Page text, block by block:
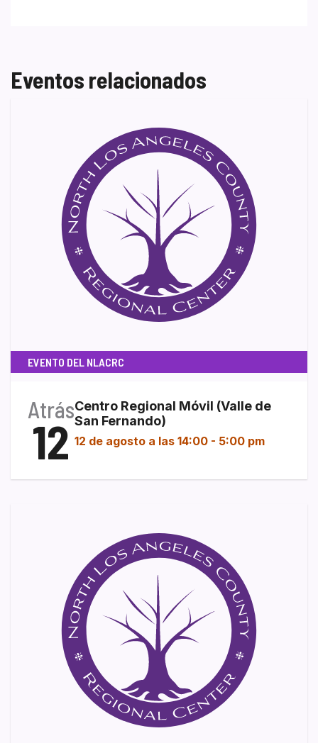
Eventos relacionados
EVENTO DEL NLACRC
Atrás
12
Centro Regional Móvil (Valle de
San Fernando)
12 de agosto a las 14:00 - 5:00 pm